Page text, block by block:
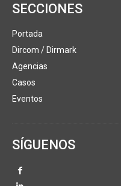
SECCIONES
Portada
Dircom / Dirmark
Agencias
Casos
Eventos
SÍGUENOS